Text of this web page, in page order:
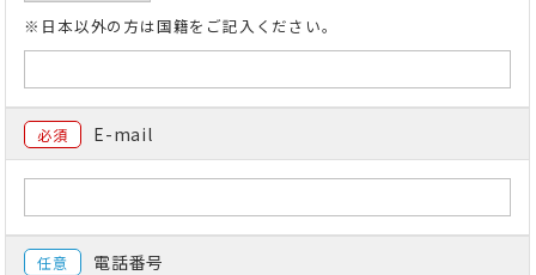
※日本以外の方は国籍をご記入ください。
必須 E-mail
任意 電話番号